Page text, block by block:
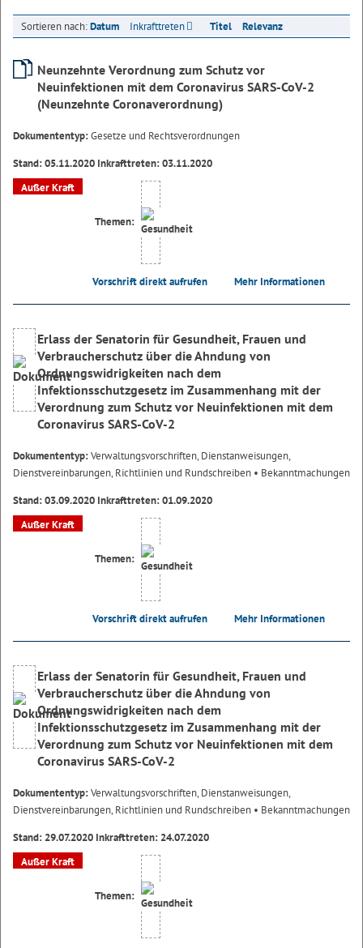
Sortieren nach:Datum Inkrafttreten Titel Relevanz
Neunzehnte Verordnung zum Schutz vor
Neuinfektionen mit dem Coronavirus SARS-CoV-2
(Neunzehnte Coronaverordnung)
Dokumententyp:Gesetze und Rechtsverordnungen
Stand: 05.11.2020 Inkrafttreten: 03.11.2020
Außer Kraft
Themen:
Vorschrift direkt aufrufen Mehr Informationen
Erlass der Senatorin für Gesundheit, Frauen und
Verbraucherschutz über die Ahndung von
Ordnungswidrigkeiten nach dem
Infektionsschutzgesetz im Zusammenhang mit der
Verordnung zum Schutz vor Neuinfektionen mit dem
Coronavirus SARS-CoV-2
Dokumententyp:Verwaltungsvorschriften, Dienstanweisungen,
Dienstvereinbarungen, Richtlinien und Rundschreiben • Bekanntmachungen
Stand: 03.09.2020 Inkrafttreten: 01.09.2020
Außer Kraft
Themen:
Vorschrift direkt aufrufen Mehr Informationen
Erlass der Senatorin für Gesundheit, Frauen und
Verbraucherschutz über die Ahndung von
Ordnungswidrigkeiten nach dem
Infektionsschutzgesetz im Zusammenhang mit der
Verordnung zum Schutz vor Neuinfektionen mit dem
Coronavirus SARS-CoV-2
Dokumententyp:Verwaltungsvorschriften, Dienstanweisungen,
Dienstvereinbarungen, Richtlinien und Rundschreiben • Bekanntmachungen
Stand: 29.07.2020 Inkrafttreten: 24.07.2020
Außer Kraft
Themen: